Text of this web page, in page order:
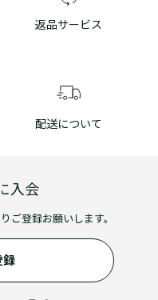
返品サービス
配送について
入会
ご登録お願いします。
録